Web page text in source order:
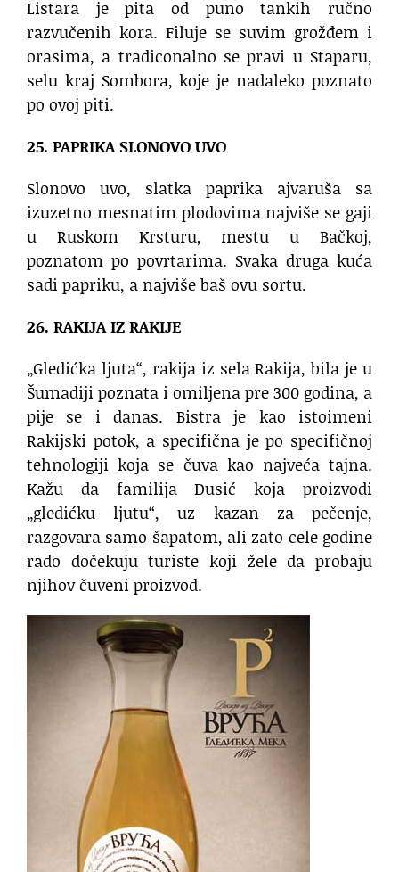
Listara je pita od puno tankih ručno
razvučenih kora. Filuje se suvim grožđem i
orasima, a tradiconalno se pravi u Staparu,
selu kraj Sombora, koje je nadaleko poznato
po ovoj piti.
25. PAPRIKA SLONOVO UVO
Slonovo uvo, slatka paprika ajvaruša sa
izuzetno mesnatim plodovima najviše se gaji
u Ruskom Krsturu, mestu u Bačkoj,
poznatom po povrtarima. Svaka druga kuća
sadi papriku, a najviše baš ovu sortu.
26. RAKIJA IZ RAKIJE
„Gledićka ljuta“, rakija iz sela Rakija, bila je u
Šumadiji poznata i omiljena pre 300 godina, a
pije se i danas. Bistra je kao istoimeni
Rakijski potok, a specifična je po specifičnoj
tehnologiji koja se čuva kao najveća tajna.
Kažu da familija Đusić koja proizvodi
„gledićku ljutu“, uz kazan za pečenje,
razgovara samo šapatom, ali zato cele godine
rado dočekuju turiste koji žele da probaju
njihov čuveni proizvod.